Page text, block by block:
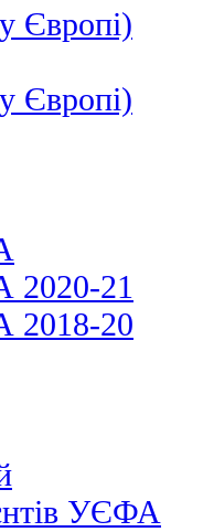
Європі)
Європі)
2020-21
2018-20
УЄФА